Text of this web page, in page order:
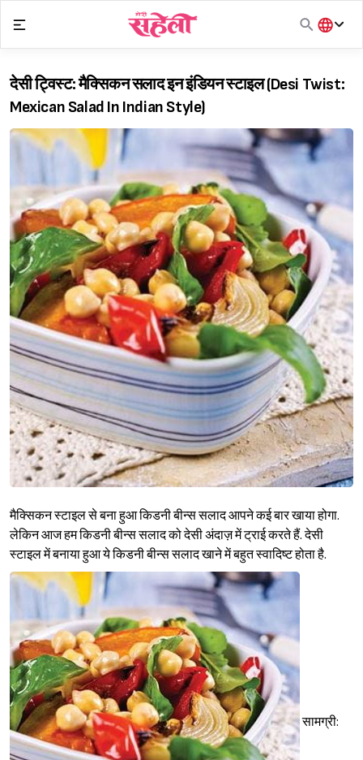
content
हिंदी
मराठी
देसी ट्विस्ट: मैक्सिकन सलाद इन इंडियन स्टाइल (Desi Twist:
Mexican Salad In Indian Style)
मैक्सिकन स्टाइल से बना हुआ किडनी बीन्स सलाद आपने कई बार खाया होगा.
लेकिन आज हम किडनी बीन्स सलाद को देसी अंदाज़ में ट्राई करते हैं. देसी
स्टाइल में बनाया हुआ ये किडनी बीन्स सलाद खाने में बहुत स्वादिष्ट होता है.
सामग्री: